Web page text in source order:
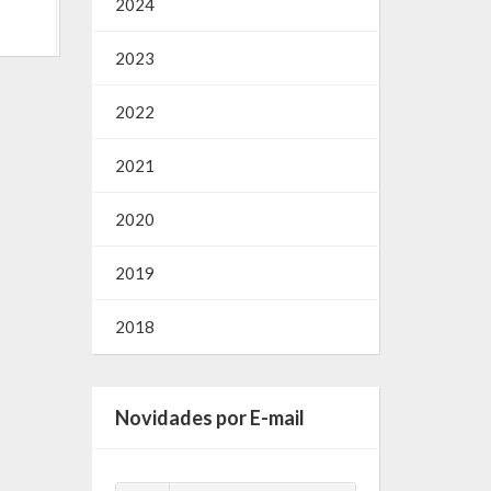
2024
2023
2022
2021
2020
2019
2018
Novidades por E-mail